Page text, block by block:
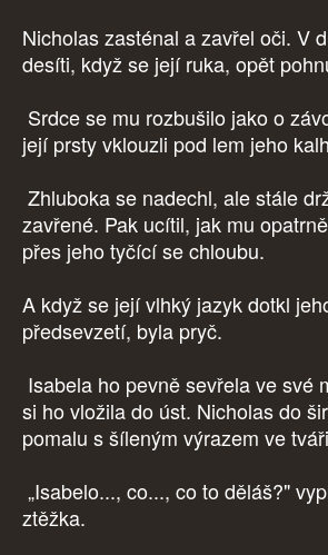
Nicholas zasténal a zavřel oči. V
desíti, když se její ruka, opět
Srdce se mu rozbušilo jako o
její prsty vklouzli pod lem jeho
Zhluboka se nadechl, ale stále
zavřené. Pak ucítil, jak mu
přes jeho tyčící se chloubu.
A když se její vlhký jazyk dotkl
předsevzetí, byla pryč.
Isabela ho pevně sevřela ve své
si ho vložila do úst. Nicholas do
pomalu s šíleným výrazem ve
„Isabelo..., co..., co to děláš?"
ztěžka.